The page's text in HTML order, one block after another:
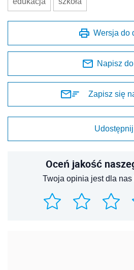
Wersja do
Napisz
Zapisz się
Udostępnij
Oceń jakość
Twoja opinia jest dla